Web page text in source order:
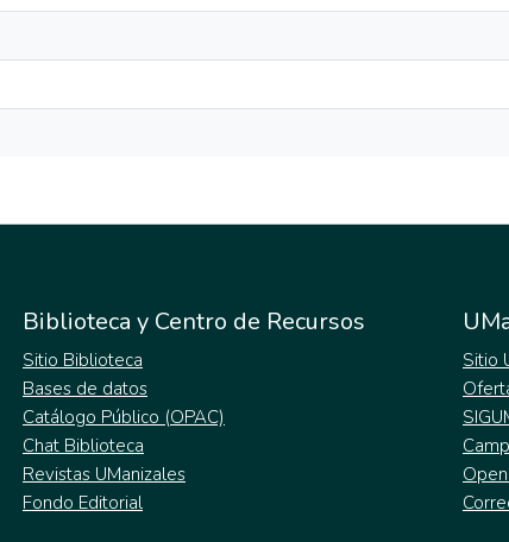
Biblioteca y Centro de Recursos
Sitio Biblioteca
Bases de datos
Catálogo Público (OPAC)
Chat Biblioteca
Revistas UManizales
Fondo Editorial
Sitio